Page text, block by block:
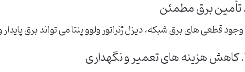
وجود قطعی های برق شبکه، دیزل ژنراتور ولوو پنتا می تواند برق